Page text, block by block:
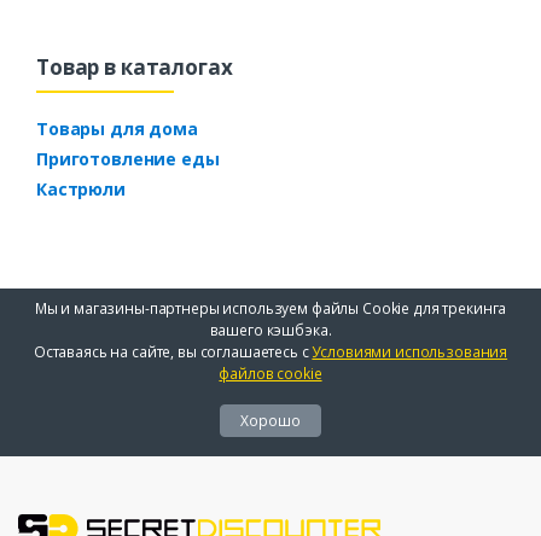
Товар в каталогах
Товары для дома
Приготовление еды
Кастрюли
Мы и магазины-партнеры используем файлы Cookie для трекинга
вашего кэшбэка.
Оставаясь на сайте, вы соглашаетесь сУсловиями использования
файлов cookie
Хорошо